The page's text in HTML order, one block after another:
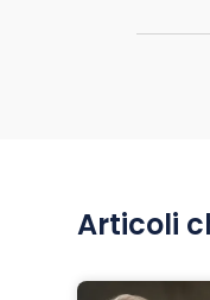
Articoli